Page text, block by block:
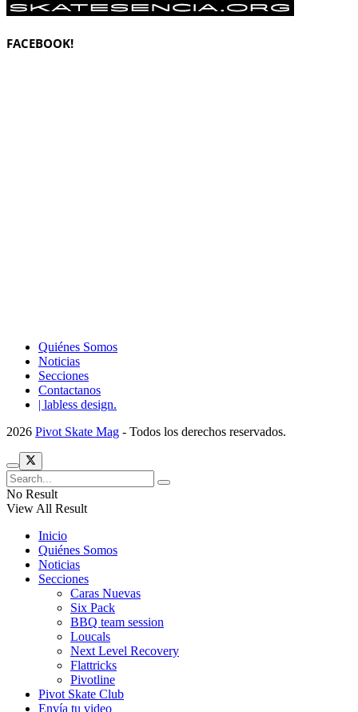
FACEBOOK!
Quiénes Somos
Noticias
Secciones
Contactanos
| labless design.
2026 Pivot Skate Mag - Todos los derechos reservados.
No Result
View All Result
Inicio
Quiénes Somos
Noticias
Secciones
Caras Nuevas
Six Pack
BBQ team session
Loucals
Next Level Recovery
Flattricks
Pivotline
Pivot Skate Club
Envía tu video